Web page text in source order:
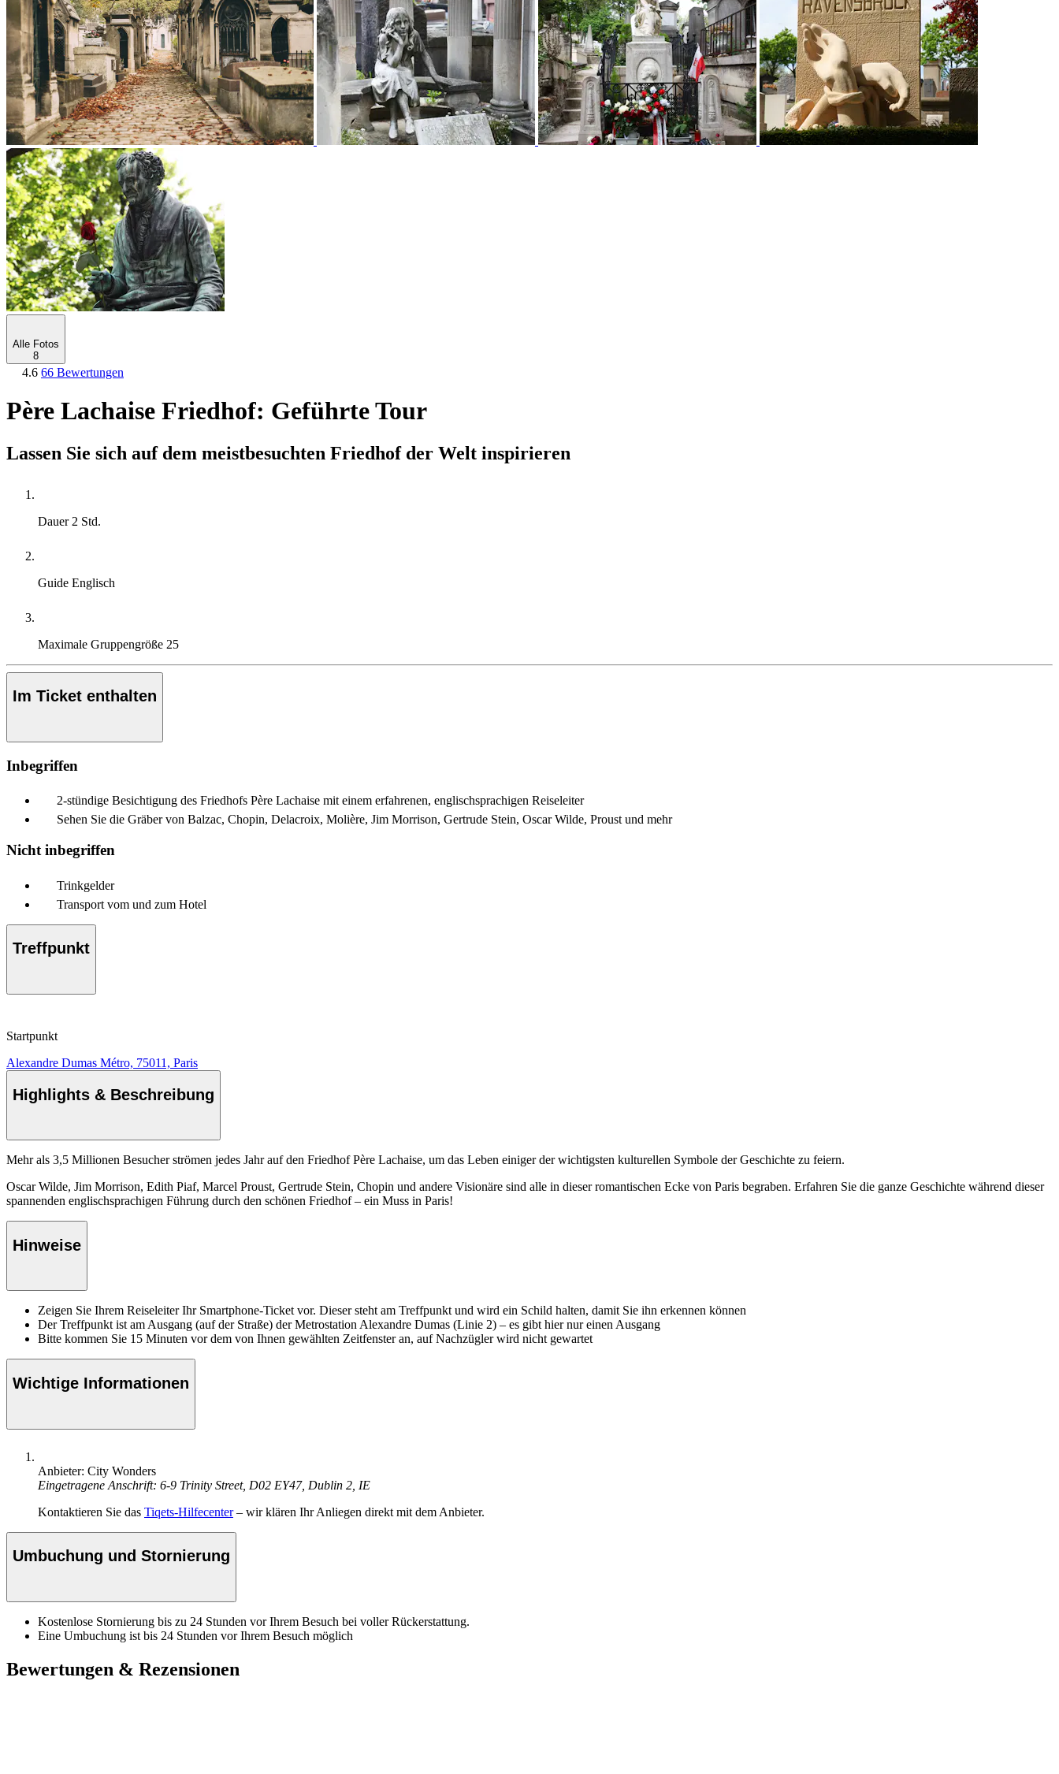
Alle Fotos
8
4.6 66 Bewertungen
Père Lachaise Friedhof: Geführte Tour
Lassen Sie sich auf dem meistbesuchten Friedhof der Welt inspirieren
Dauer 2 Std.
Guide Englisch
Maximale Gruppengröße 25
Im Ticket enthalten
Inbegriffen
2-stündige Besichtigung des Friedhofs Père Lachaise mit einem erfahrenen, englischsprachigen Reiseleiter
Sehen Sie die Gräber von Balzac, Chopin, Delacroix, Molière, Jim Morrison, Gertrude Stein, Oscar Wilde, Proust und mehr
Nicht inbegriffen
Trinkgelder
Transport vom und zum Hotel
Treffpunkt
Startpunkt
Alexandre Dumas Métro, 75011, Paris
Highlights & Beschreibung
Mehr als 3,5 Millionen Besucher strömen jedes Jahr auf den Friedhof Père Lachaise, um das Leben einiger der wichtigsten kulturellen Symbole der Geschichte zu feiern.
Oscar Wilde, Jim Morrison, Edith Piaf, Marcel Proust, Gertrude Stein, Chopin und andere Visionäre sind alle in dieser romantischen Ecke von Paris begraben. Erfahren Sie die ganze Geschichte während dieser
spannenden englischsprachigen Führung durch den schönen Friedhof – ein Muss in Paris!
Hinweise
Zeigen Sie Ihrem Reiseleiter Ihr Smartphone-Ticket vor. Dieser steht am Treffpunkt und wird ein Schild halten, damit Sie ihn erkennen können
Der Treffpunkt ist am Ausgang (auf der Straße) der Metrostation Alexandre Dumas (Linie 2) – es gibt hier nur einen Ausgang
Bitte kommen Sie 15 Minuten vor dem von Ihnen gewählten Zeitfenster an, auf Nachzügler wird nicht gewartet
Wichtige Informationen
Anbieter: City Wonders
Eingetragene Anschrift: 6-9 Trinity Street, D02 EY47, Dublin 2, IE
Kontaktieren Sie das Tiqets-Hilfecenter– wir klären Ihr Anliegen direkt mit dem Anbieter.
Umbuchung und Stornierung
Kostenlose Stornierung bis zu 24 Stunden vor Ihrem Besuch bei voller Rückerstattung.
Eine Umbuchung ist bis 24 Stunden vor Ihrem Besuch möglich
Bewertungen & Rezensionen